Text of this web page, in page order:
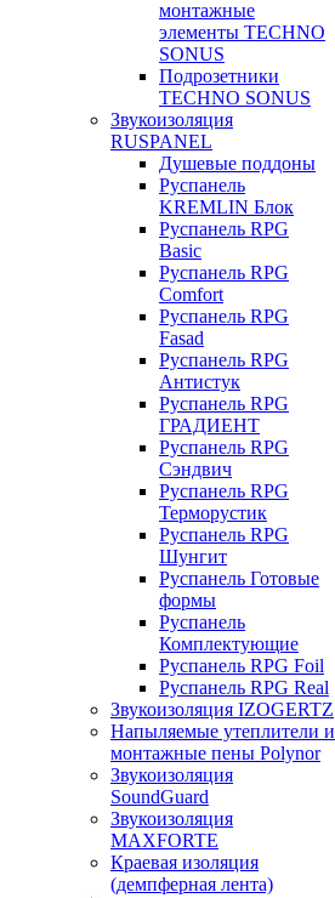
монтажные
элементы TECHNO
SONUS
Подрозетники
TECHNO SONUS
Звукоизоляция
RUSPANEL
Душевые поддоны
Руспанель
KREMLIN Блок
Руспанель RPG
Basic
Руспанель RPG
Comfort
Руспанель RPG
Fasad
Руспанель RPG
Антистук
Руспанель RPG
ГРАДИЕНТ
Руспанель RPG
Сэндвич
Руспанель RPG
Терморустик
Руспанель RPG
Шунгит
Руспанель Готовые
формы
Руспанель
Комплектующие
Руспанель RPG Foil
Руспанель RPG Real
Звукоизоляция IZOGERTZ
Напыляемые утеплители и
монтажные пены Polynor
Звукоизоляция
SoundGuard
Звукоизоляция
MAXFORTE
Краевая изоляция
(демпферная лента)